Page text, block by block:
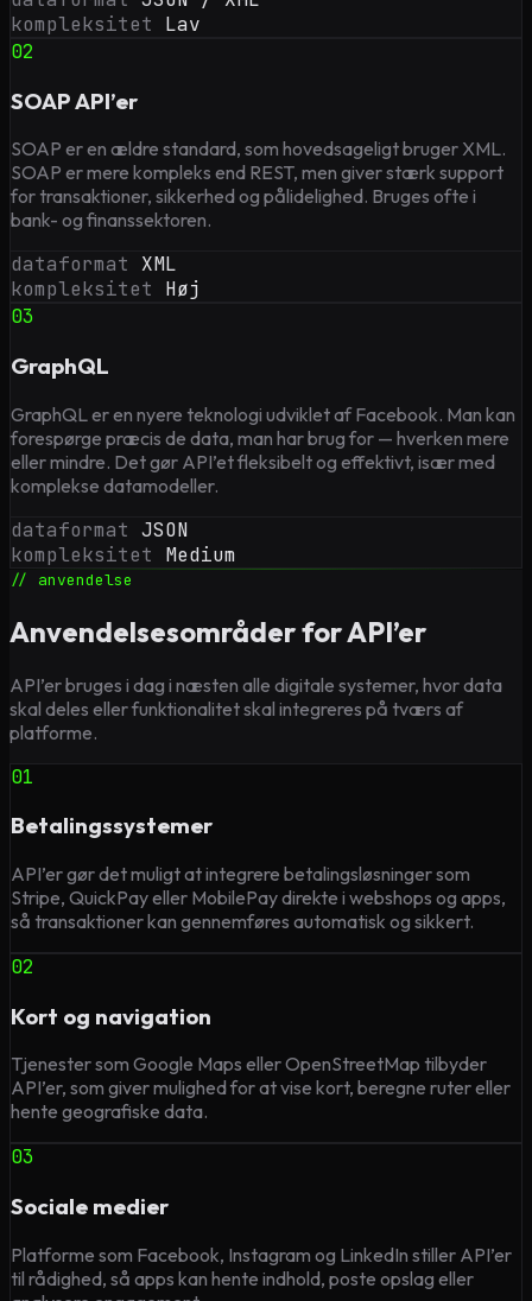
kompleksitet
Lav
02
SOAP API’er
SOAP er en ældre standard, som hovedsageligt bruger XML.
SOAP er mere kompleks end REST, men giver stærk support
for transaktioner, sikkerhed og pålidelighed. Bruges ofte i
bank- og finanssektoren.
dataformat XML
kompleksitet
Høj
03
GraphQL
GraphQL er en nyere teknologi udviklet af Facebook. Man kan
forespørge præcis de data, man har brug for — hverken mere
eller mindre. Det gør API’et fleksibelt og effektivt, især med
komplekse datamodeller.
dataformat JSON
kompleksitet
Medium
// anvendelse
Anvendelsesområder for API’er
API’er bruges i dag i næsten alle digitale systemer, hvor data
skal deles eller funktionalitet skal integreres på tværs af
platforme.
01
Betalingssystemer
API’er gør det muligt at integrere betalingsløsninger som
Stripe, QuickPay eller MobilePay direkte i webshops og apps,
så transaktioner kan gennemføres automatisk og sikkert.
02
Kort og navigation
Tjenester som Google Maps eller OpenStreetMap tilbyder
API’er, som giver mulighed for at vise kort, beregne ruter eller
hente geografiske data.
03
Sociale medier
Platforme som Facebook, Instagram og LinkedIn stiller API’er
til rådighed, så apps kan hente indhold, poste opslag eller